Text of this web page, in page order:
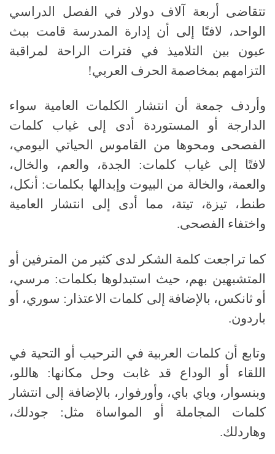
تتقاضى أربعة آلاف دولار في الفصل الدراسي
الواحد، لافتًا إلى أن إدارة المدرسة قامت ببث
عيون بين التلاميذ في فترات الراحة لمراقبة
التزامهم بمخاصمة الحرف العربي!
وأردف جمعة أن انتشار الكلمات العامية سواء
الدارجة أو المستوردة أدى إلى غياب كلمات
الفصحى ومحوها من القاموس الحياتي اليومي،
لافتًا إلى غياب كلمات: الجدة، والعم، والخال،
والعمة، والخالة من البيوت وإبدالها بكلمات: أنكل،
طنط، تيزة، تيتة، مما أدى إلى انتشار العامية
واختفاء الفصحى.
كما تراجعت كلمة الشكر لدى كثير من المترفين أو
المتشبهين بهم، حيث استبدلوها بكلمات: مرسي،
أو ثانكس، بالإضافة إلى كلمات الاعتذار: سوري، أو
باردون.
وتابع أن كلمات العربية في الترحيب أو التحية في
اللقاء أو الوداع قد غابت وحل مكانها: هاللو،
وبنسوار، وباي باي، وأورفوار، بالإضافة إلى انتشار
كلمات المجاملة أو المواساة مثل: جودلك،
وهاردلك.